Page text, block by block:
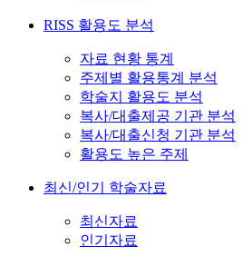
RISS 활용도 분석
자료 현황 통계
주제별 활용통계 분석
학술지 활용도 분석
복사/대출제공 기관 분석
복사/대출신청 기관 분석
활용도 높은 주제
최신/인기 학술자료
최신자료
인기자료